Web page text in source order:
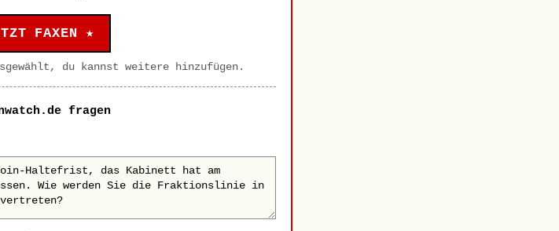
FAXEN ★
du kannst weitere hinzufügen.
fragen